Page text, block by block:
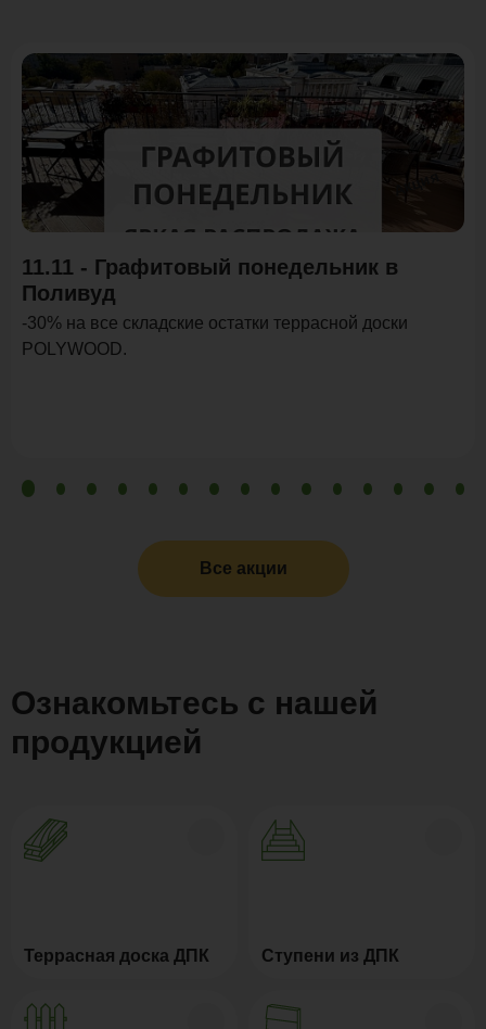
Акция
11.11 - Графитовый понедельник в
Поливуд
-30% на все складские остатки террасной доски
POLYWOOD.
Все акции
Ознакомьтесь с нашей
продукцией
Террасная доска ДПК Ступени из ДПК